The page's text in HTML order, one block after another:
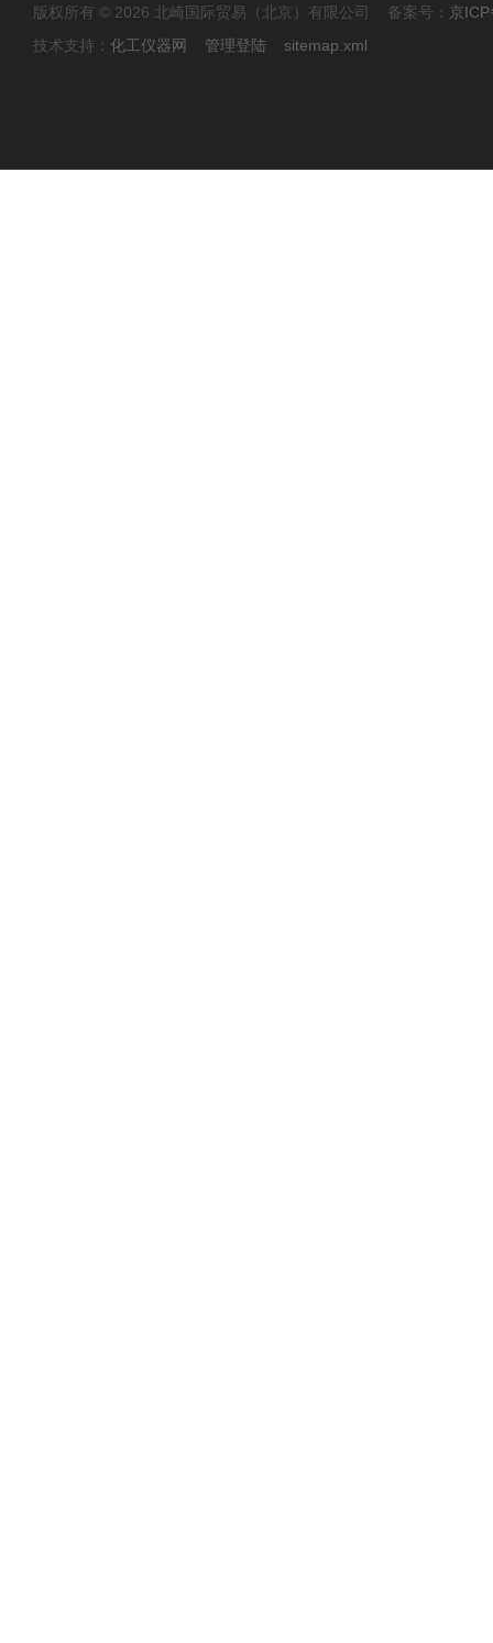
版权所有 © 2026 北崎国际贸易（北京）有限公司 备案号： 京
技术支持： 化工仪器网 管理登陆 sitemap.xml